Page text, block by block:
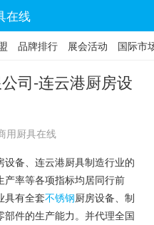
在线
品牌排行 展会活动 国际市
司-连云港厨房设
用厨具在线
备、连云港厨具制造行业的
率等各项指标均居同行前
具有全套不锈钢厨房设备、制
部件的生产能力。并代理全国